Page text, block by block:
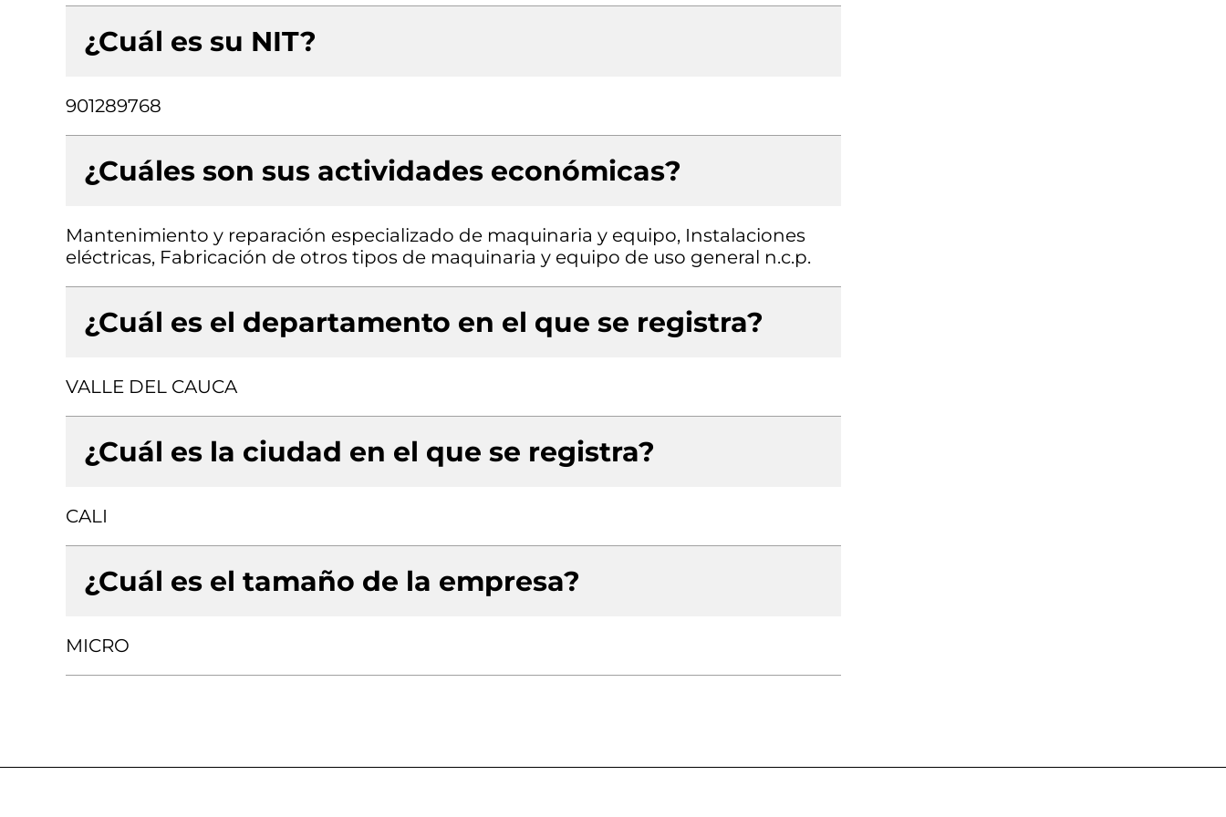
¿Cuál es su NIT?
901289768
¿Cuáles son sus actividades económicas?
Mantenimiento y reparación especializado de maquinaria y equipo, Instalaciones
eléctricas, Fabricación de otros tipos de maquinaria y equipo de uso general n.c.p.
¿Cuál es el departamento en el que se registra?
VALLE DEL CAUCA
¿Cuál es la ciudad en el que se registra?
CALI
¿Cuál es el tamaño de la empresa?
MICRO